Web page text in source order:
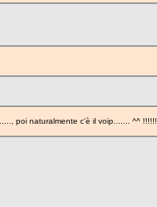
poi naturalmente c'è il voip....... ^^ !!!!!!